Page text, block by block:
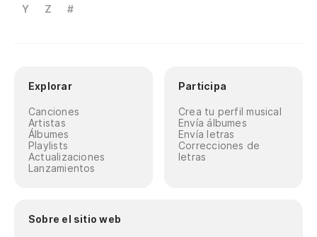
Y
Z #
Explorar
Canciones
Artistas
Álbumes
Playlists
Actualizaciones
Lanzamientos
Participa
Crea tu perfil musical
Envía álbumes
Envía letras
Correcciones de
letras
Sobre el sitio web